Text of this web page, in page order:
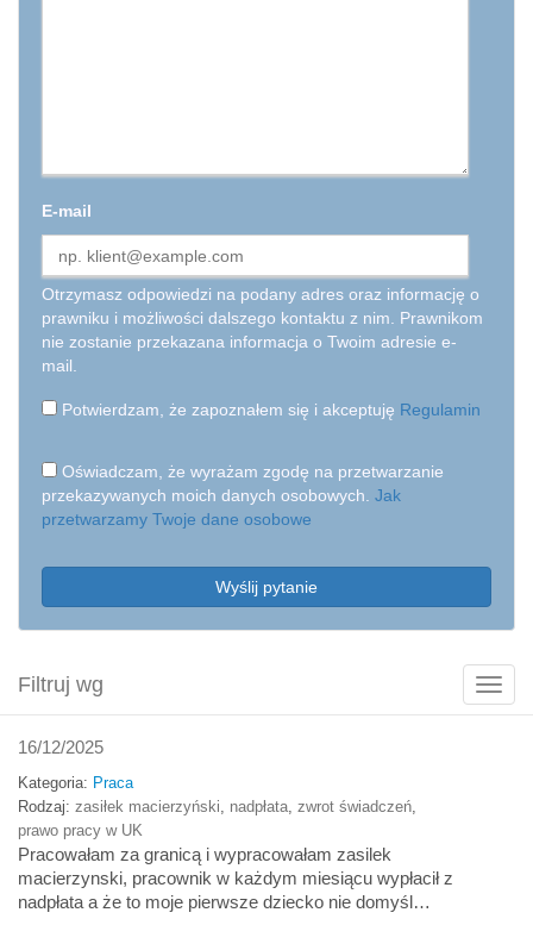
Pokaż
filtry
Filtruj wg
E-mail
Otrzymasz odpowiedzi na podany adres oraz informację o
prawniku i możliwości dalszego kontaktu z nim. Prawnikom
nie zostanie przekazana informacja o Twoim adresie e-
mail.
Potwierdzam, że zapoznałem się i akceptuję Regulamin
Oświadczam, że wyrażam zgodę na przetwarzanie
przekazywanych moich danych osobowych. Jak
przetwarzamy Twoje dane osobowe
Wyślij pytanie
16/12/2025
Kategoria: Praca
Rodzaj: zasiłek macierzyński nadpłata zwrot świadczeń
prawo pracy w UK
Pracowałam za granicą i wypracowałam zasilek
macierzynski, pracownik w każdym miesiącu wypłacił z
nadpłata a że to moje pierwsze dziecko nie domyśl…